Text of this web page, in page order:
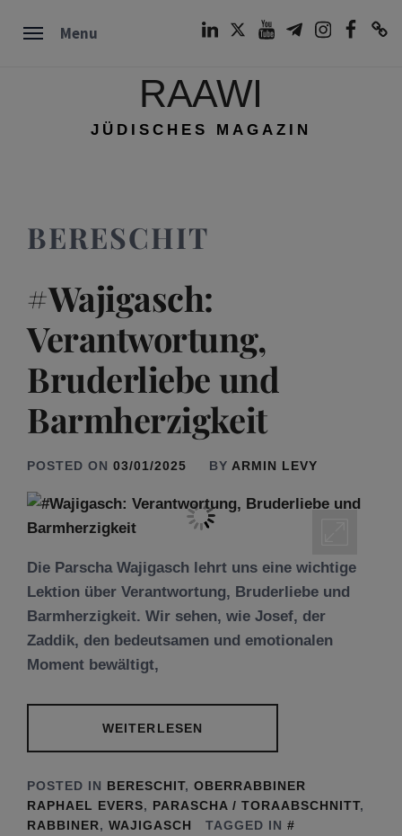
Menu
RAAWI
JÜDISCHES MAGAZIN
BERESCHIT
#Wajigasch:
Verantwortung,
Bruderliebe und
Barmherzigkeit
POSTED ON 03/01/2025 BY ARMIN LEVY
Die Parscha Wajigasch lehrt uns eine wichtige
Lektion über Verantwortung, Bruderliebe und
Barmherzigkeit. Wir sehen, wie Josef, der
Zaddik, den bedeutsamen und emotionalen
Moment bewältigt,
WEITERLESEN
POSTED IN BERESCHIT, OBERRABBINER
RAPHAEL EVERS, PARASCHA / TORAABSCHNITT,
RABBINER, WAJIGASCH
TAGGED IN